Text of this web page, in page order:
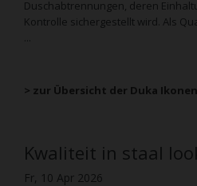
Duschabtrennungen, deren
Kontrolle sichergestellt wird. Als
> zur Übersicht der Duka Ikonen
Kwaliteit in staal
Fr, 10 Apr 2026